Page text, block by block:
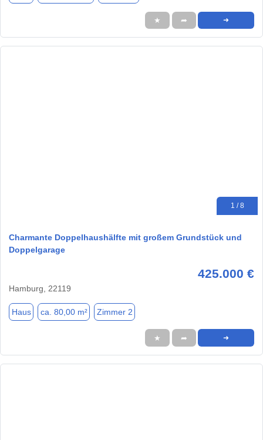
★ ➦ ➜
1 / 8
Charmante Doppelhaushälfte mit großem Grundstück und
Doppelgarage
425.000 €
Hamburg, 22119
Haus ca. 80,00 m² Zimmer 2
★ ➦ ➜